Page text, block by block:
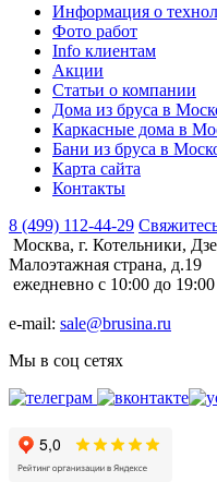
Информация о
Фото работ
Info клиентам
Акции
Статьи о компании
Дома из бруса в
Каркасные дома в
Бани из бруса в
Карта сайта
Контакты
8 (499) 112-44-29
Москва, г. Котельники,
Малоэтажная страна, д.19
ежедневно с 10:00 до 19:00
e-mail: sale@brusina.ru
Мы в соц сетях